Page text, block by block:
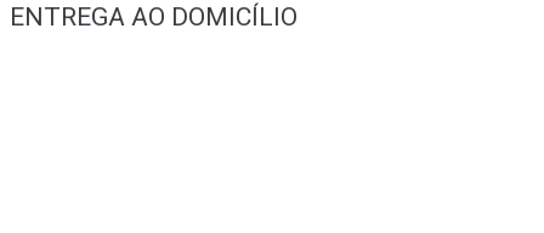
ENTREGA AO DOMICÍLIO